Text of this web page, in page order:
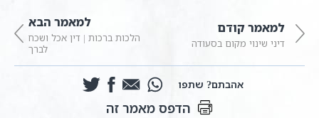
למאמר קודם
דיני שינוי מקום בסעודה
למאמר הבא
הלכות ברכות | דין אכל ושכח
לברך
אהבתם? שתפו
הדפס מאמר זה